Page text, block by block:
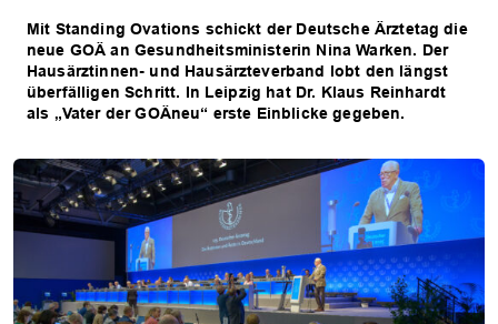
Mit Standing Ovations schickt der Deutsche Ärztetag die
neue GOÄ an Gesundheitsministerin Nina Warken. Der
Hausärztinnen- und Hausärzteverband lobt den längst
überfälligen Schritt. In Leipzig hat Dr. Klaus Reinhardt
als „Vater der GOÄneu“ erste Einblicke gegeben.